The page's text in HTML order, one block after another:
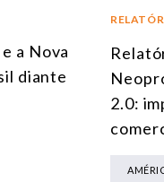
a Nova
diante
2.0: